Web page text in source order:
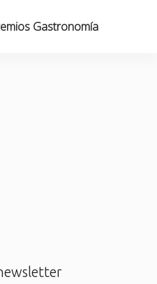
Gastronomía